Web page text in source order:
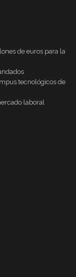
de euros para la
tecnológicos de
laboral